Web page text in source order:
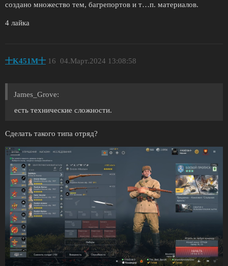
создано множество тем, багрепортов и т…п. материалов.
4 лайка
十K451M十 04.Март.2024 13:08:58
16
James_Grove:
есть технические сложности.
Сделать такого типа отряд?